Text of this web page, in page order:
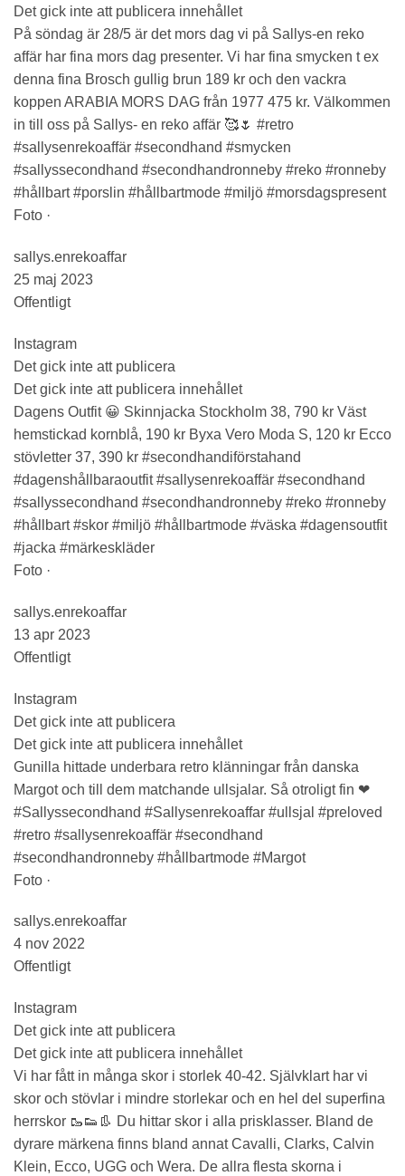
Det gick inte att publicera innehållet
På söndag är 28/5 är det mors dag vi på Sallys-en reko
affär har fina mors dag presenter. Vi har fina smycken t ex
denna fina Brosch gullig brun 189 kr och den vackra
koppen ARABIA MORS DAG från 1977 475 kr. Välkommen
in till oss på Sallys- en reko affär 🥰🌷 #retro
#sallysenrekoaffär #secondhand #smycken
#sallyssecondhand #secondhandronneby #reko #ronneby
#hållbart #porslin #hållbartmode #miljö #morsdagspresent
Foto ·
sallys.enrekoaffar
25 maj 2023
Offentligt
Instagram
Det gick inte att publicera
Det gick inte att publicera innehållet
Dagens Outfit 😀 Skinnjacka Stockholm 38, 790 kr Väst
hemstickad kornblå, 190 kr Byxa Vero Moda S, 120 kr Ecco
stövletter 37, 390 kr #secondhandiförstahand
#dagenshållbaraoutfit #sallysenrekoaffär #secondhand
#sallyssecondhand #secondhandronneby #reko #ronneby
#hållbart #skor #miljö #hållbartmode #väska #dagensoutfit
#jacka #märkeskläder
Foto ·
sallys.enrekoaffar
13 apr 2023
Offentligt
Instagram
Det gick inte att publicera
Det gick inte att publicera innehållet
Gunilla hittade underbara retro klänningar från danska
Margot och till dem matchande ullsjalar. Så otroligt fin ❤
#Sallyssecondhand #Sallysenrekoaffar #ullsjal #preloved
#retro #sallysenrekoaffär #secondhand
#secondhandronneby #hållbartmode #Margot
Foto ·
sallys.enrekoaffar
4 nov 2022
Offentligt
Instagram
Det gick inte att publicera
Det gick inte att publicera innehållet
Vi har fått in många skor i storlek 40-42. Självklart har vi
skor och stövlar i mindre storlekar och en hel del superfina
herrskor 🥾👟👢 Du hittar skor i alla prisklasser. Bland de
dyrare märkena finns bland annat Cavalli, Clarks, Calvin
Klein, Ecco, UGG och Wera. De allra flesta skorna i